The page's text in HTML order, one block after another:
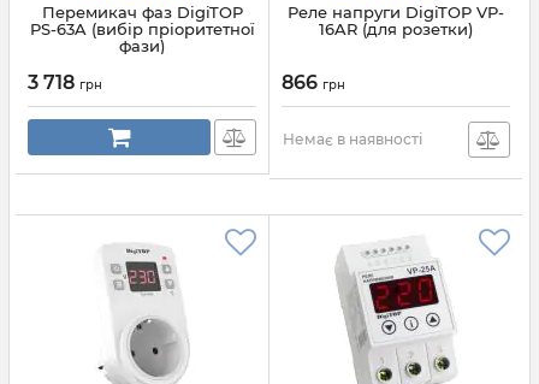
Перемикач фаз DigiTOP
PS-63A (вибір пріоритетної
фази)
3 718 грн
Реле напруги DigiTOP VP-
16AR (для розетки)
866 грн
Немає в наявності